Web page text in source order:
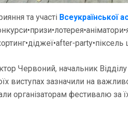
та участі Всеукраїнської
Червоний, начальник
виступах зазначили на
організаторам фестивалю за